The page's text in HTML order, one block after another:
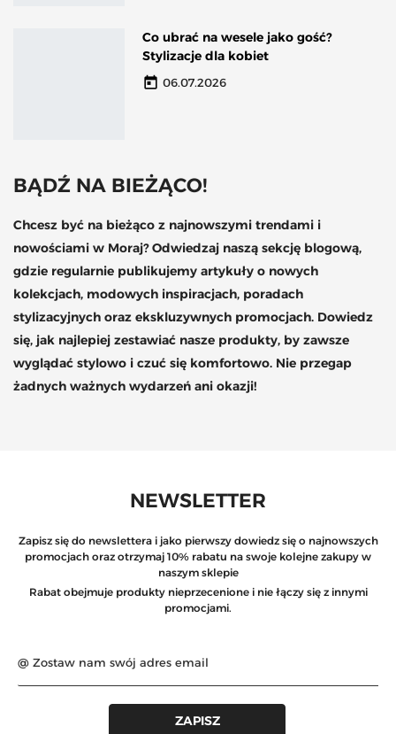
Co ubrać na wesele jako gość?
Stylizacje dla kobiet
today 06.07.2026
BĄDŹ NA BIEŻĄCO!
Chcesz być na bieżąco z najnowszymi trendami i
nowościami w Moraj? Odwiedzaj naszą sekcję blogową,
gdzie regularnie publikujemy artykuły o nowych
kolekcjach, modowych inspiracjach, poradach
stylizacyjnych oraz ekskluzywnych promocjach. Dowiedz
się, jak najlepiej zestawiać nasze produkty, by zawsze
wyglądać stylowo i czuć się komfortowo. Nie przegap
żadnych ważnych wydarzeń ani okazji!
NEWSLETTER
Zapisz się do newslettera i jako pierwszy dowiedz się o najnowszych
promocjach oraz otrzymaj 10% rabatu na swoje kolejne zakupy w
naszym sklepie
Rabat obejmuje produkty nieprzecenione i nie łączy się z innymi
promocjami.